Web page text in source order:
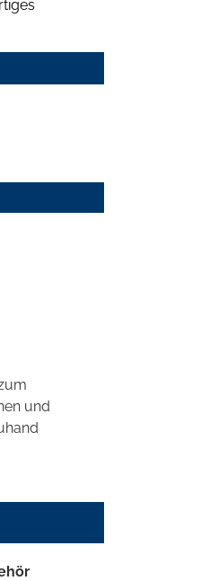
und